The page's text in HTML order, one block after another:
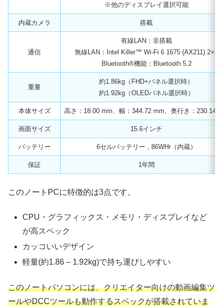
※他のディスプレイ選択可能
内蔵カメラ 搭載
通信
有線LAN：非搭載
無線LAN：Intel Killer™ Wi-Fi 6 1675 (AX211) 2×2
Bluetooth®機能：Bluetooth 5.2
重量
約1.86kg（FHD+パネル選択時）
約1.92kg（OLEDパネル選択時）
本体サイズ 高さ：18.00 mm、幅：344.72 mm、奥行き：230.14
画面サイズ 15.6インチ
バッテリー 6セルバッテリー , 86WHr（内蔵）
保証 1年間
このノートPCに特徴的は3点です。
CPU・グラフィックス・メモリ・ディスプレイなど
が高スペック
カッコいいデザイン
軽量(約1.86 – 1.92kg)で持ち運びしやすい
このノートパソコンには、クリエイター向けの動画編集ツ
ールやDCCツールも動作するスペックが搭載されていま